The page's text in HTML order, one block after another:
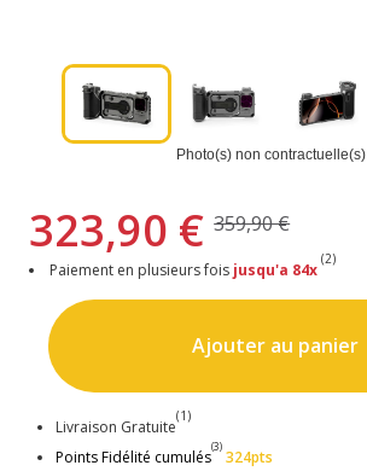
Photo(s) non contractuelle(s)
323,90 € 359,90 €
Paiement en plusieurs fois jusqu'a 84x
(2)
Ajouter au panier
Livraison Gratuite
(1)
Points Fidélité cumulés
(3)
324pts